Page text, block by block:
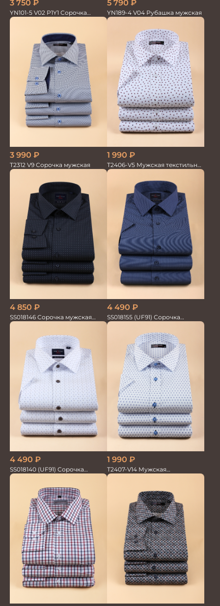
3 750 ₽
YN101-5 V02 P1Y1 Сорочка
мужская
5 790 ₽
YN189-4 V04 Рубашка мужская
3 990 ₽
T2312 V9 Сорочка мужская
1 990 ₽
T2406-V5 Мужская текстильная
рубашка / Сорочка
4 850 ₽
SS018146 Сорочка мужская
GROSTYLE TRENDY
4 490 ₽
SS018155 (UF91) Сорочка
мужская GROSTYLE TRENDY
4 490 ₽
SS018140 (UF91) Сорочка
мужская GROSTYLE TRENDY
1 990 ₽
T2407-V14 Мужская
текстильная рубашка /